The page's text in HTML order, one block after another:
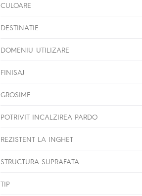
CULOARE
DESTINATIE
DOMENIU UTILIZARE
FINISAJ
GROSIME
POTRIVIT INCALZIREA PARDO
REZISTENT LA INGHET
STRUCTURA SUPRAFATA
TIP